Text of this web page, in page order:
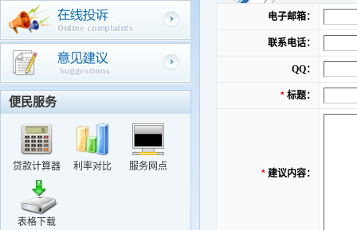
关于谨防诈骗电话的提示
关于修改个人密码的提示
关于密码发放和完善个人基础信息工作相关问题的解释
关于调整部分住房公积金贷款政策的通知
关于修改个人密码的提示
便民服务
贷款计算器 利率对比 服务网点
表格下载
电子邮箱：
联系电话：
QQ：
* 标题：
* 建议内容：